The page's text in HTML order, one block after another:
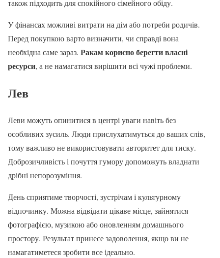
також підходить для спокійного сімейного обіду.
У фінансах можливі витрати на дім або потреби родичів.
Перед покупкою варто визначити, чи справді вона
необхідна саме зараз. Ракам корисно берегти власні
ресурси, а не намагатися вирішити всі чужі проблеми.
Лев
Леви можуть опинитися в центрі уваги навіть без
особливих зусиль. Люди прислухатимуться до ваших слів,
тому важливо не використовувати авторитет для тиску.
Доброзичливість і почуття гумору допоможуть владнати
дрібні непорозуміння.
День сприятиме творчості, зустрічам і культурному
відпочинку. Можна відвідати цікаве місце, зайнятися
фотографією, музикою або оновленням домашнього
простору. Результат принесе задоволення, якщо ви не
намагатиметеся зробити все ідеально.